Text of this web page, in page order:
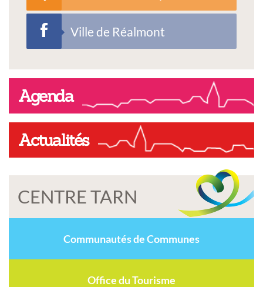
Ville de Réalmont
Agenda
Actualités
CENTRE TARN
Communautés de Communes
Office du Tourisme